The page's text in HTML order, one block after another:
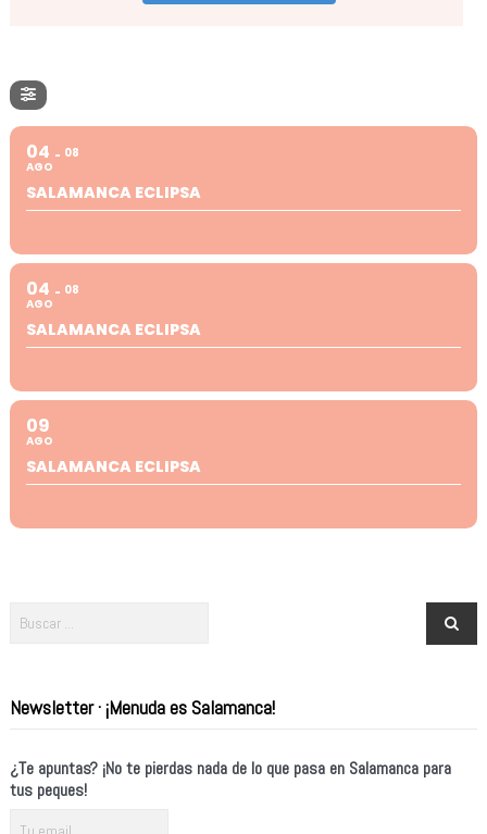
04
AGO
08
SALAMANCA ECLIPSA
04
AGO
08
SALAMANCA ECLIPSA
09
AGO
SALAMANCA ECLIPSA
Newsletter · ¡Menuda es Salamanca!
¿Te apuntas? ¡No te pierdas nada de lo que pasa en Salamanca para
tus peques!